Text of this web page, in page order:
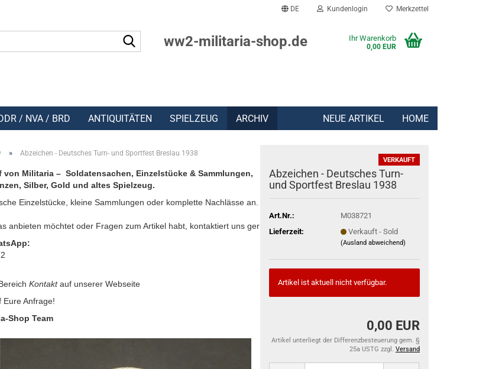
DE Kundenlogin Merkzettel
ww2-militaria-shop.de Ihr Warenkorb
0,00 EUR
/ NVA / BRD ANTIQUITÄTEN SPIELZEUG ARCHIV NEUE ARTIKEL HOME
» Abzeichen - Deutsches Turn- und Sportfest Breslau 1938
von Militaria – Soldatensachen, Einzelstücke & Sammlungen,
Silber, Gold und altes Spielzeug.
Einzelstücke, kleine Sammlungen oder komplette Nachlässe an.
anbieten möchtet oder Fragen zum Artikel habt, kontaktiert uns gern:
Kontakt auf unserer Webseite
Eure Anfrage!
Shop Team
VERKAUFT
Abzeichen - Deutsches Turn-
und Sportfest Breslau 1938
Art.Nr.:
M038721
Lieferzeit:
Verkauft - Sold
(Ausland abweichend)
Artikel ist aktuell nicht verfügbar.
0,00 EUR
Artikel unterliegt der Differenzbesteuerung gem. §
25a USTG zzgl. Versand